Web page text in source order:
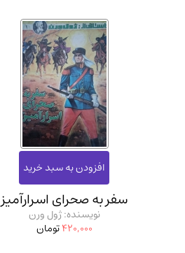
سفر به صحرای اسرارآمیز
نویسنده: ژول ورن
420,000تومان